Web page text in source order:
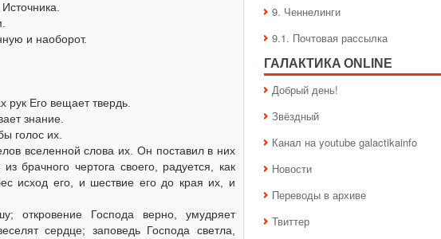
и наоборот.
Его вещает твердь.
знание.
голос их.
вселенной слова их. Он поставил в них
брачного чертога своего, радуется, как
исход его, и шествие его до края их, и
откровение Господа верно, умудряет
сердце; заповедь Господа светла,
9. Ченнелинги
9.1. Почтовая рассылка
ГАЛАКТИКA ONLINE
Добрый день!
Звёздный
Канал на youtube galactikainfo
Новости
Переводы в архиве
Твиттер